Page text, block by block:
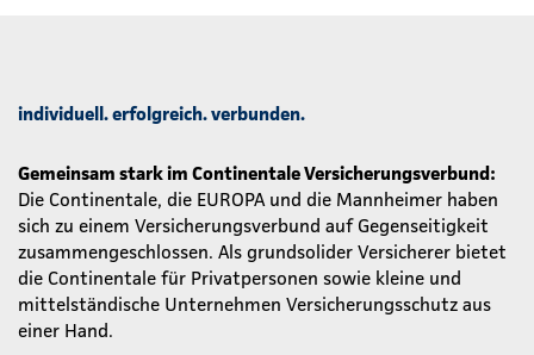
individuell. erfolgreich. verbunden.
Gemeinsam stark im Continentale Versicherungsverbund:
Die Continentale, die EUROPA und die Mannheimer haben
sich zu einem Versicherungsverbund auf Gegenseitigkeit
zusammengeschlossen. Als grundsolider Versicherer bietet
die Continentale für Privatpersonen sowie kleine und
mittelständische Unternehmen Versicherungsschutz aus
einer Hand.